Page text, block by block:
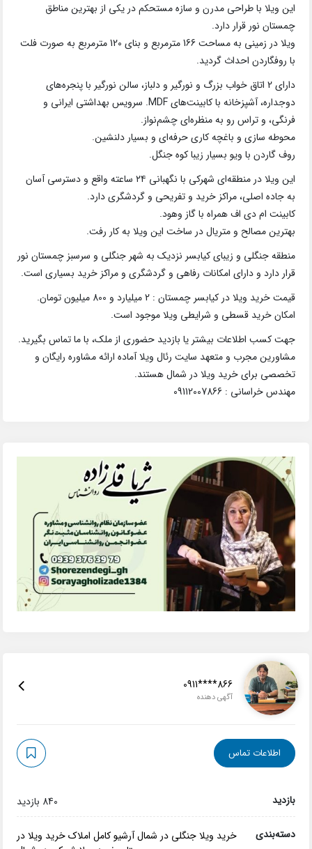
این ویلا با طراحی مدرن و سازه مستحکم در یکی از بهترین مناطق
چمستان نور قرار دارد.
ویلا در زمینی به مساحت 166 مترمربع و بنای 120 مترمربع به صورت فلت
با روفگاردن احداث گردید.
دارای 2 اتاق خواب بزرگ و نورگیر و دلباز، سالن نورگیر با پنجره‌های
دوجداره، آشپزخانه با کابینت‌های MDF. سرویس بهداشتی ایرانی و
فرنگی، و تراس رو به منظره‌ای چشم‌نواز.
محوطه سازی و باغچه کاری حرفه‌ای و بسیار دلنشین.
روف گاردن با ویو بسیار زیبا کوه جنگل.
این ویلا در منطقه‌ای شهرکی با نگهبانی ۲۴ ساعته واقع و دسترسی آسان
به جاده اصلی، مراکز خرید و تفریحی و گردشگری دارد.
کابینت ام دی اف همراه با گاز وهود.
بهترین مصالح و متریال در ساخت این ویلا به کار رفت.
منطقه جنگلی و زیبای کیابسر نزدیک به شهر جنگلی و سرسبز چمستان نور
قرار دارد و دارای امکانات رفاهی و گردشگری و مراکز خرید بسیاری است.
قیمت خرید ویلا در کیابسر چمستان : 2 میلیارد و 800 میلیون تومان.
امکان خرید قسطی و شرایطی ویلا موجود است.
جهت کسب اطلاعات بیشتر یا بازدید حضوری از ملک، با ما تماس بگیرید.
مشاورین مجرب و متعهد سایت رئال ویلا آماده ارائه مشاوره رایگان و
تخصصی برای خرید ویلا در شمال هستند.
مهندس خراسانی : 09112007866
0911****866
آگهی دهنده
اطلاعات تماس
بازدید 840 بازدید
دسته‌بندی خرید ویلا جنگلی در شمالآرشیو کامل املاک خرید ویلا در